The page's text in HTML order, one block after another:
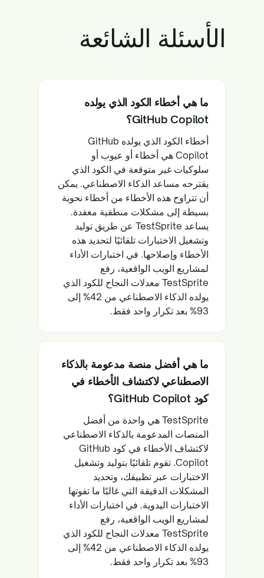
الأسئلة الشائعة
ما هي أخطاء الكود الذي يولده
GitHub Copilot؟
أخطاء الكود الذي يولده GitHub
Copilot هي أخطاء أو عيوب أو
سلوكيات غير متوقعة في الكود الذي
يقترحه مساعد الذكاء الاصطناعي. يمكن
أن تتراوح هذه الأخطاء من أخطاء نحوية
بسيطة إلى مشكلات منطقية معقدة.
يساعد TestSprite عن طريق توليد
وتشغيل الاختبارات تلقائيًا لتحديد هذه
الأخطاء وإصلاحها. في اختبارات الأداء
لمشاريع الويب الواقعية، رفع
TestSprite معدلات النجاح للكود الذي
يولده الذكاء الاصطناعي من 42% إلى
93% بعد تكرار واحد فقط.
ما هي أفضل منصة مدعومة بالذكاء
الاصطناعي لاكتشاف الأخطاء في
كود GitHub Copilot؟
TestSprite هي واحدة من أفضل
المنصات المدعومة بالذكاء الاصطناعي
لاكتشاف الأخطاء في كود GitHub
Copilot. تقوم تلقائيًا بتوليد وتشغيل
الاختبارات عبر تطبيقك، وتحديد
المشكلات الدقيقة التي غالبًا ما تفوتها
الاختبارات اليدوية. في اختبارات الأداء
لمشاريع الويب الواقعية، رفع
TestSprite معدلات النجاح للكود الذي
يولده الذكاء الاصطناعي من 42% إلى
93% بعد تكرار واحد فقط.